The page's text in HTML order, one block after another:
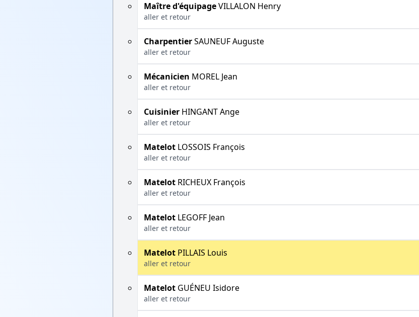
Maître d'équipageVILLALON Henry
aller et retour
CharpentierSAUNEUF Auguste
aller et retour
Mécanicien MOREL Jean
aller et retour
Cuisinier HINGANT Ange
aller et retour
Matelot LOSSOIS François
aller et retour
Matelot RICHEUX François
aller et retour
Matelot LEGOFF Jean
aller et retour
Matelot PILLAIS Louis
aller et retour
Matelot GUÉNEU Isidore
aller et retour